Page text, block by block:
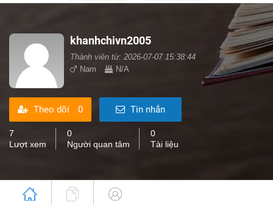
khanhchivn2005
Thành viên từ: 2026-07-07 15:38:44
Nam
N/A
Theo dõi 0 Tin nhắn
7
Lượt xem
0
Người quan tâm
0
Tài liệu